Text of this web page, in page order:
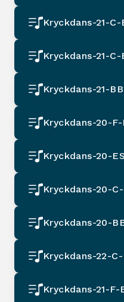
Kryckdans-21-
Kryckdans-21-
Kryckdans-21-
Kryckdans-20-
Kryckdans-20-
Kryckdans-20-
Kryckdans-20-
Kryckdans-22-
Kryckdans-21-